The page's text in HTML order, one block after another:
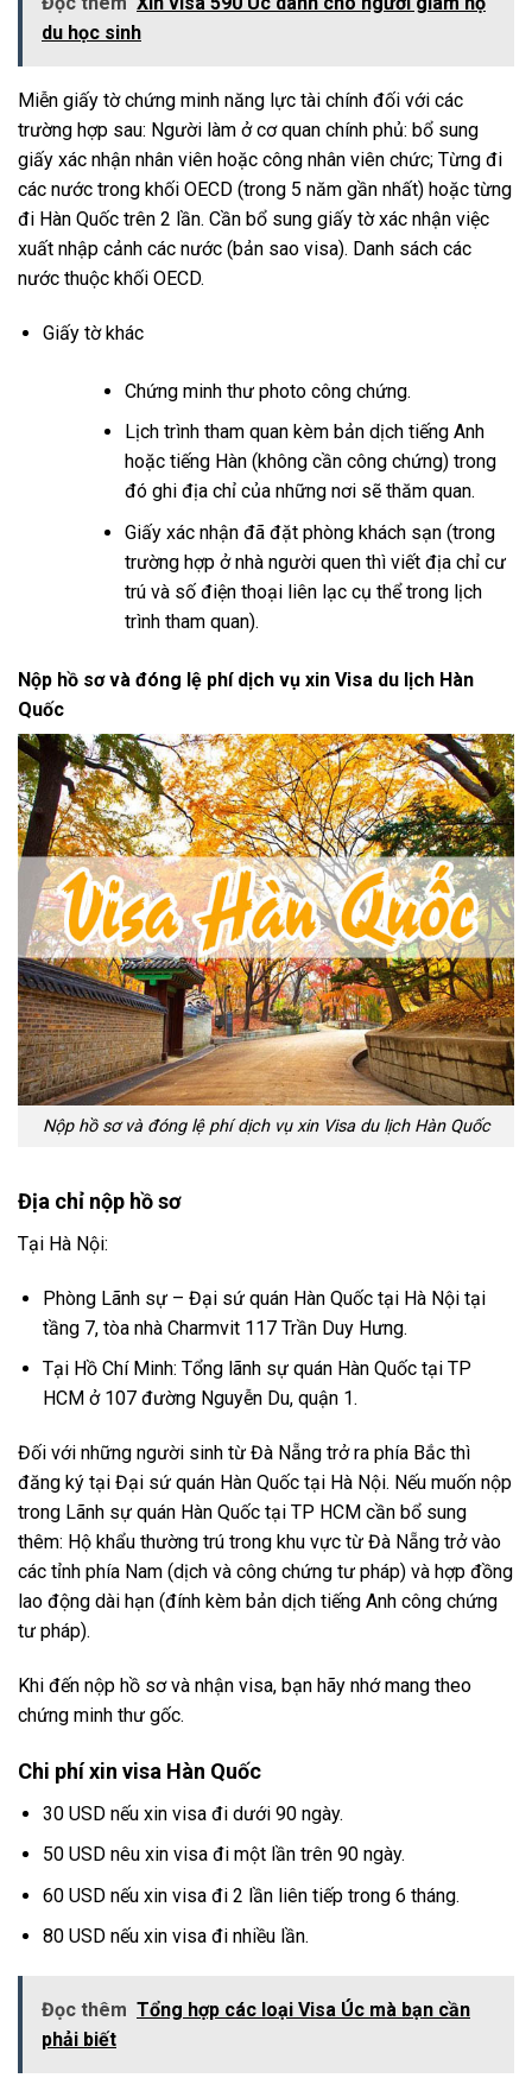
du học sinh
Miễn giấy tờ chứng minh năng lực tài chính đối với các
trường hợp sau: Người làm ở cơ quan chính phủ: bổ sung
giấy xác nhận nhân viên hoặc công nhân viên chức; Từng đi
các nước trong khối OECD (trong 5 năm gần nhất) hoặc từng
đi Hàn Quốc trên 2 lần. Cần bổ sung giấy tờ xác nhận việc
xuất nhập cảnh các nước (bản sao visa). Danh sách các
nước thuộc khối OECD.
Giấy tờ khác
Chứng minh thư photo công chứng.
Lịch trình tham quan kèm bản dịch tiếng Anh
hoặc tiếng Hàn (không cần công chứng) trong
đó ghi địa chỉ của những nơi sẽ thăm quan.
Giấy xác nhận đã đặt phòng khách sạn (trong
trường hợp ở nhà người quen thì viết địa chỉ cư
trú và số điện thoại liên lạc cụ thể trong lịch
trình tham quan).
Nộp hồ sơ và đóng lệ phí dịch vụ xin Visa du lịch Hàn
Quốc
Nộp hồ sơ và đóng lệ phí dịch vụ xin Visa du lịch Hàn Quốc
Địa chỉ nộp hồ sơ
Tại Hà Nội:
Phòng Lãnh sự – Đại sứ quán Hàn Quốc tại Hà Nội tại
tầng 7, tòa nhà Charmvit 117 Trần Duy Hưng.
Tại Hồ Chí Minh: Tổng lãnh sự quán Hàn Quốc tại TP
HCM ở 107 đường Nguyễn Du, quận 1.
Đối với những người sinh từ Đà Nẵng trở ra phía Bắc thì
đăng ký tại Đại sứ quán Hàn Quốc tại Hà Nội. Nếu muốn nộp
trong Lãnh sự quán Hàn Quốc tại TP HCM cần bổ sung
thêm: Hộ khẩu thường trú trong khu vực từ Đà Nẵng trở vào
các tỉnh phía Nam (dịch và công chứng tư pháp) và hợp đồng
lao động dài hạn (đính kèm bản dịch tiếng Anh công chứng
tư pháp).
Khi đến nộp hồ sơ và nhận visa, bạn hãy nhớ mang theo
chứng minh thư gốc.
Chi phí xin visa Hàn Quốc
30 USD nếu xin visa đi dưới 90 ngày.
50 USD nêu xin visa đi một lần trên 90 ngày.
60 USD nếu xin visa đi 2 lần liên tiếp trong 6 tháng.
80 USD nếu xin visa đi nhiều lần.
Đọc thêm Tổng hợp các loại Visa Úc mà bạn cần
phải biết